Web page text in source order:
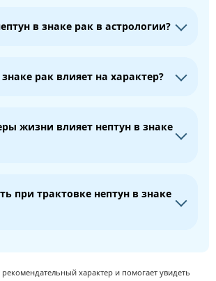
в знаке рак в астрологии?
рак влияет на характер?
жизни влияет нептун в знаке
при трактовке нептун в знаке
рекомендательный характер и помогает увидеть